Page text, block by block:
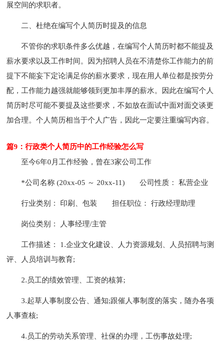
展空间的求职者。
二、杜绝在编写个人简历时提及的信息
不管你的求职条件多么优越，在编写个人简历时都不能提及
薪水要求以及工作时间。因为招聘人员在不清楚你工作能力的前
提下不能妄下定论满足你的薪水要求，现在用人单位都是按劳分
配，工作能力越强就能够领到更加丰厚的薪水。因此在编写个人
简历时尽可能不要提及这些要求，不如放在面试中面对面交谈更
加合理。个人简历相当于个人广告，因此一定要注重编写内容。
篇9：行政类个人简历中的工作经验怎么写
至今6年0月工作经验，曾在3家公司工作
*公司名称 (20xx-05 ～ 20xx-11) 公司性质： 私营企业
行业类别： 印刷、包装 担任职位： 行政经理助理
岗位类别： 人事经理/主管
工作描述： 1.企业文化建设、人力资源规划、人员招聘与测
评、人员培训与教育;
2.员工的绩效管理、工资的核算;
3.起草人事制度公告、通知;跟催人事制度的落实，随办各项
人事查核;
4.员工的劳动关系管理、社保的办理，工伤事故处理;